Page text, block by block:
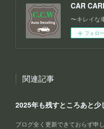
CAR
〜キレイな
フォロー
関連記事
2025年も残すところあと少
ブログ全く更新できておらず申